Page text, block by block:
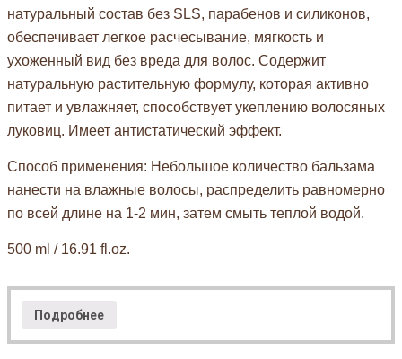
натуральный состав без SLS, парабенов и силиконов,
обеспечивает легкое расчесывание, мягкость и
ухоженный вид без вреда для волос. Содержит
натуральную растительную формулу, которая активно
питает и увлажняет, способствует укеплению волосяных
луковиц. Имеет антистатический эффект.
Способ применения: Небольшое количество бальзама
нанести на влажные волосы, распределить равномерно
по всей длине на 1-2 мин, затем смыть теплой водой.
500 ml / 16.91 fl.oz.
Подробнее